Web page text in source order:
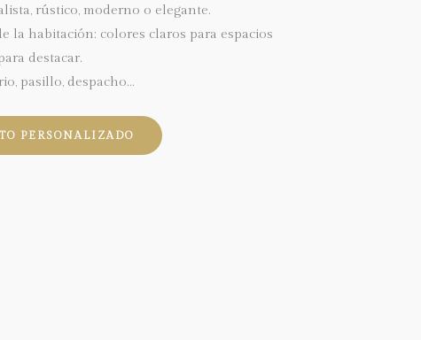
rústico, moderno o elegante.
la habitación: colores claros para espacios
destacar.
pasillo, despacho…
PERSONALIZADO